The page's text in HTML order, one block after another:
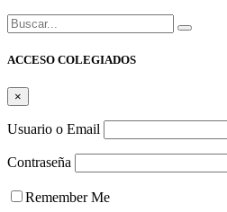
Buscar:
ACCESO COLEGIADOS
×
Usuario o Email
Contraseña
Remember Me